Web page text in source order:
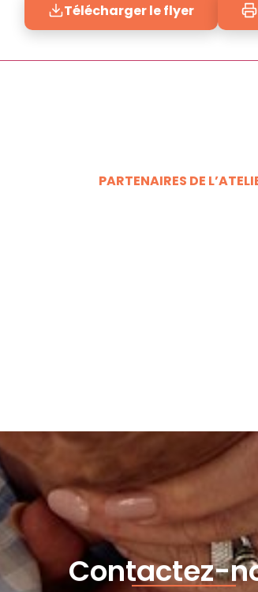
Télécharger le flyer
PARTENAIRES DE
Contactez-